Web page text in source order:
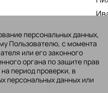
персональных данных,
Пользователю, с момента
или его законного
органа по защите прав
период проверки, в
персональных данных или